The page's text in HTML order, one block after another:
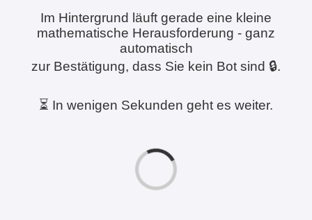
Im Hintergrund läuft gerade eine kleine
mathematische Herausforderung - ganz
automatisch
zur Bestätigung, dass Sie kein Bot sind 🔒.
⏳ In wenigen Sekunden geht es weiter.